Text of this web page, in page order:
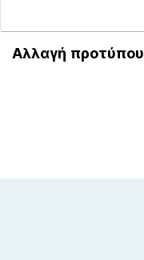
Αλλαγή προτύπου